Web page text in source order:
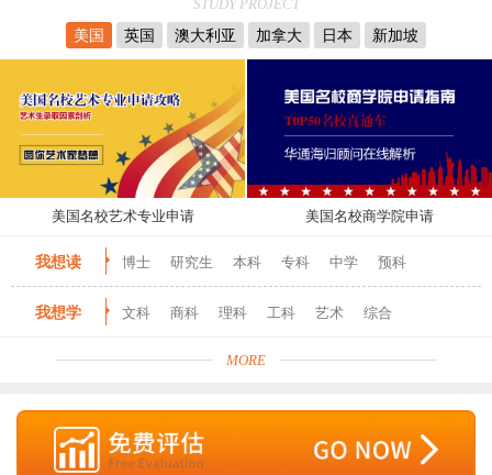
STUDY PROJECT
美国
英国 澳大利亚 加拿大 日本 新加坡
美国名校艺术专业申请 美国名校商学院申请
我想读 博士 研究生 本科 专科 中学 预科
我想学 文科 商科 理科 工科 艺术 综合
MORE